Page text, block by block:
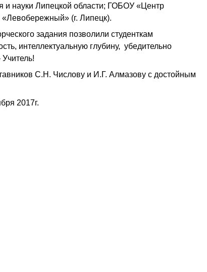
и науки Липецкой области; ГОБОУ «Центр
(г. Липецк).
задания позволили студенткам
интеллектуальную глубину, убедительно
С.Н. Числову и И.Г. Алмазову с достойным
2017г.